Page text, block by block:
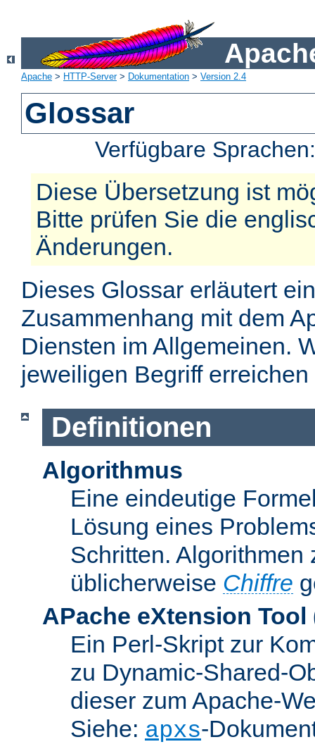
Apache > HTTP-Server> Dokumentation > Version 2.4
Glossar
Verfügbare
Diese Übersetzung ist
Bitte prüfen Sie die
Änderungen.
Dieses Glossar erläutert
Zusammenhang mit dem
Diensten im Allgemeinen.
jeweiligen Begriff
Definitionen
Algorithmus
Eine eindeutige
Lösung eines
Schritten.
üblicherweise Chiffre
APache eXtension Tool
Ein Perl-Skript zur
zu Dynamic-Shared-
dieser zum Apache-
Siehe: apxs-